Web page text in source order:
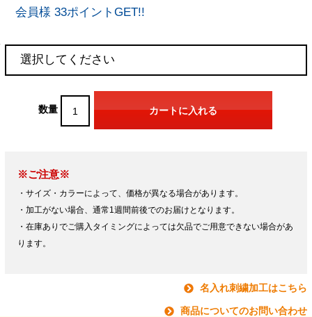
会員様 33ポイントGET!!
数量
※ご注意※
・サイズ・カラーによって、価格が異なる場合があります。
・加工がない場合、通常1週間前後でのお届けとなります。
・在庫ありでご購入タイミングによっては欠品でご用意できない場合があ
ります。
名入れ刺繍加工はこちら
商品についてのお問い合わせ